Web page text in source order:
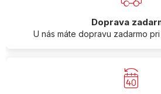
Doprava
U nás máte dopravu zadarmo